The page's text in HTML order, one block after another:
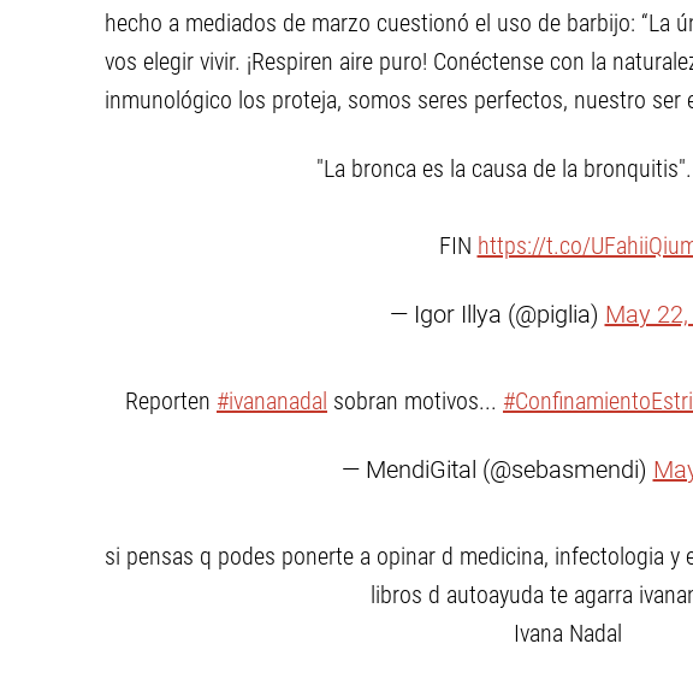
hecho a mediados de marzo cuestionó el uso de barbijo: “La
vos elegir vivir. ¡Respiren aire puro! Conéctense con la
inmunológico los proteja, somos seres perfectos, nuestro ser
"La bronca es la causa de la
FIN https://t.co/
— Igor Illya (@piglia) May 22,
Reporten #ivananadal sobran motivos...
— MendiGital (@sebasmendi)
si pensas q podes ponerte a opinar d medicina, infectologia
libros d autoayuda te agarra
Ivana Nadal